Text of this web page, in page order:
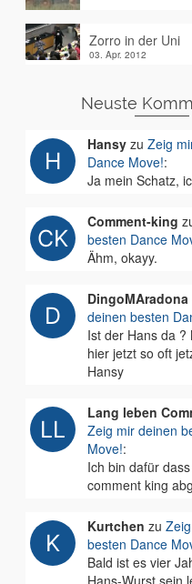
Zorro in der Uni
03. Apr. 2012
Neuste
Hansyzu Zeig
Dance Move!:
Ja mein Schatz,
Comment-king
besten Dance
Ähm, okayy.
DingoMAradona
deinen besten
Ist der Hans da
hier jetzt so oft
Hansy
Lang leben
Zeig mir deinen
Move!:
Ich bin dafür
comment king
Kurtchen zu
besten Dance
Bald ist es vier
Hans-Wurst sein